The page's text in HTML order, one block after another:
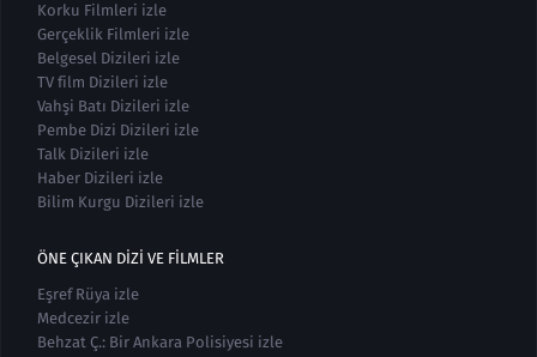
Korku Filmleri izle
Gerçeklik Filmleri izle
Belgesel Dizileri izle
TV film Dizileri izle
Vahşi Batı Dizileri izle
Pembe Dizi Dizileri izle
Talk Dizileri izle
Haber Dizileri izle
Bilim Kurgu Dizileri izle
ÖNE ÇIKAN DIZI VE FILMLER
Eşref Rüya izle
Medcezir izle
Behzat Ç.: Bir Ankara Polisiyesi izle